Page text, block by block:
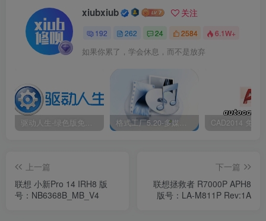
xiubxiub 关注
192 262 24 2584 6.1W+
如果你累了，学会休息，而不是放弃
驱动人生-绿色版免安装|一键运行exe 格式工厂5.20-多媒体格式转换工具|免安装绿色版
上一篇
联想 小新Pro 14 IRH8 版
号：NB6368B_MB_V4
下一篇
联想拯救者 R7000P APH8
版号：LA-M811P Rev:1A